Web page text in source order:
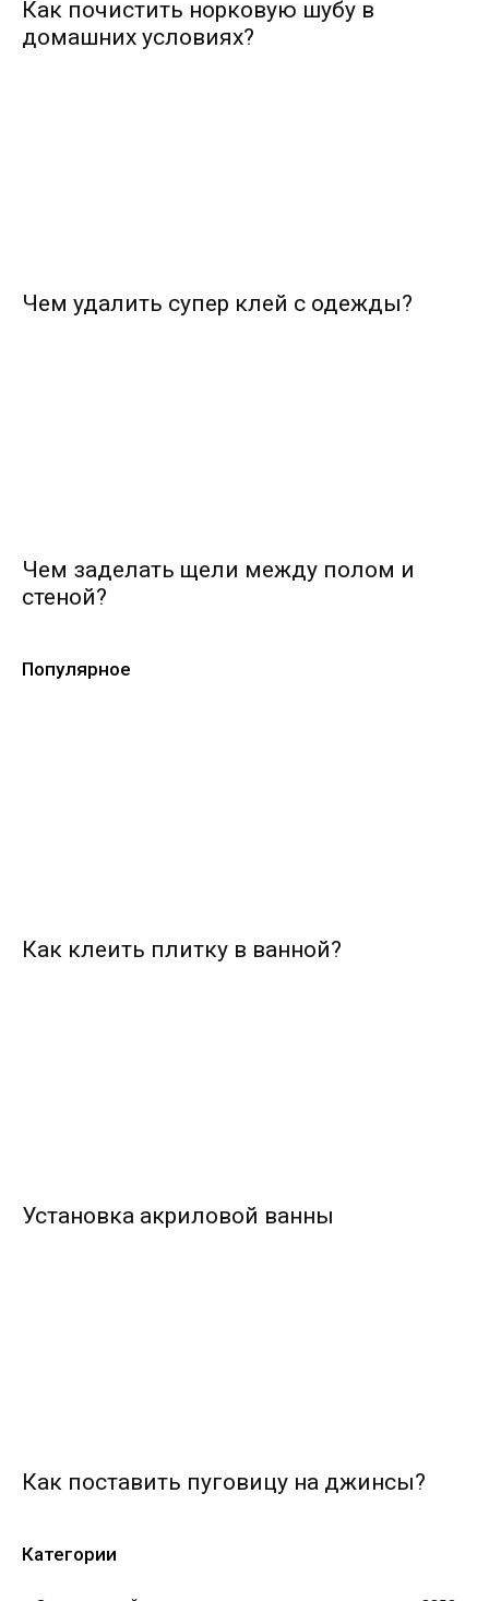
Как почистить норковую шубу в
домашних условиях?
Чем удалить супер клей с одежды?
Чем заделать щели между полом и
стеной?
Популярное
Как клеить плитку в ванной?
Установка акриловой ванны
Как поставить пуговицу на джинсы?
Категории